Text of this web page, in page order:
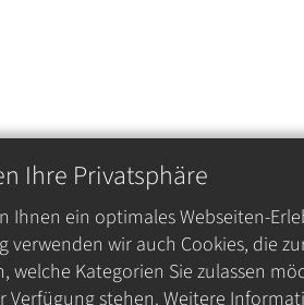
Ihre Privatsphäre
Ihnen ein optimales Webseiten-
verwenden wir auch Cookies, die
welche Kategorien Sie zulassen
Verfügung stehen. Weitere